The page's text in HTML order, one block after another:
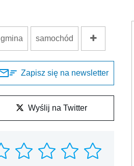
gmina samochód
Zapisz się na newsletter
Wyślij na Twitter